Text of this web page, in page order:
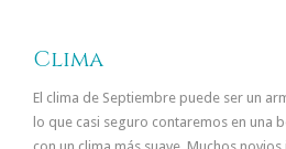
Clima
El clima de Septiembre puede ser un
lo que casi seguro contaremos en una